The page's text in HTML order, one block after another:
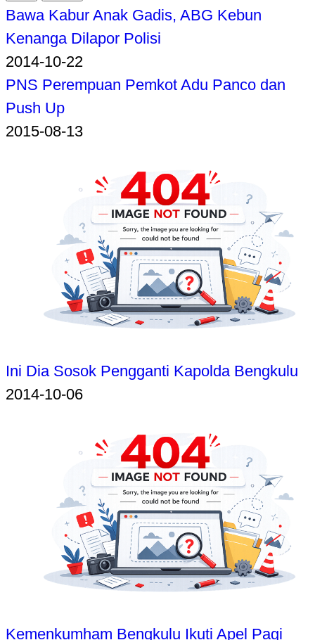
Bawa Kabur Anak Gadis, ABG Kebun
Kenanga Dilapor Polisi
2014-10-22
PNS Perempuan Pemkot Adu Panco dan
Push Up
2015-08-13
Ini Dia Sosok Pengganti Kapolda Bengkulu
2014-10-06
Kemenkumham Bengkulu Ikuti Apel Pagi